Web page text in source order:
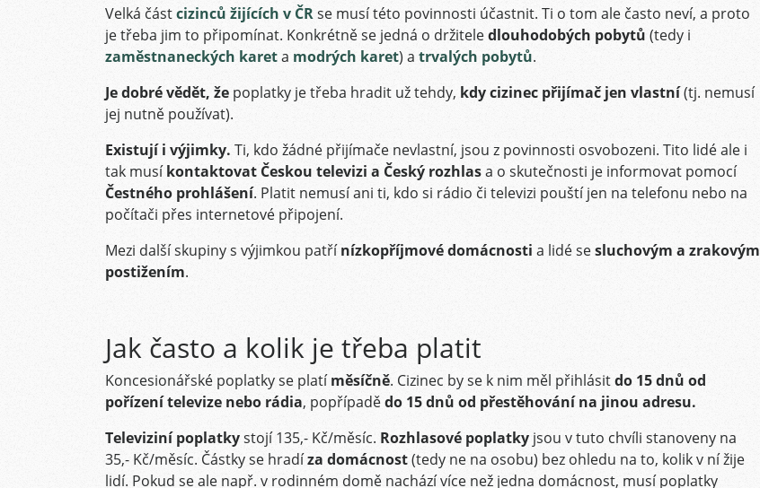
Velká částcizinců žijících v ČRse musí této povinnosti účastnit. Ti o tom ale často neví, a proto
je třeba jim to připomínat. Konkrétně se jedná o držiteledlouhodobých pobytů (tedy i
zaměstnaneckých kareta modrých karet) a trvalých pobytů.
Je dobré vědět, že poplatky je třeba hradit už tehdy, kdy cizinec přijímač jen vlastní(tj. nemusí
jej nutně používat).
Existují i výjimky. Ti, kdo žádné přijímače nevlastní, jsou z povinnosti osvobozeni. Tito lidé ale i
tak musíkontaktovat Českou televizi a Český rozhlasa o skutečnosti je informovat pomocí
Čestného prohlášení. Platit nemusí ani ti, kdo si rádio či televizi pouští jen na telefonu nebo na
počítači přes internetové připojení.
Mezi další skupiny s výjimkou patřínízkopříjmové domácnosti a lidé sesluchovým a zrakovým
postižením.
Jak často a kolik je třeba platit
Koncesionářské poplatky se platíměsíčně. Cizinec by se k nim měl přihlásitdo 15 dnů od
pořízení televize nebo rádia, popřípadědo 15 dnů od přestěhování na jinou adresu.
Televiziní poplatkystojí 135,- Kč/měsíc. Rozhlasové poplatky jsou v tuto chvíli stanoveny na
35,- Kč/měsíc. Částky se hradíza domácnost(tedy ne na osobu) bez ohledu na to, kolik v ní žije
lidí. Pokud se ale např. v rodinném domě nachází více než jedna domácnost, musí poplatky